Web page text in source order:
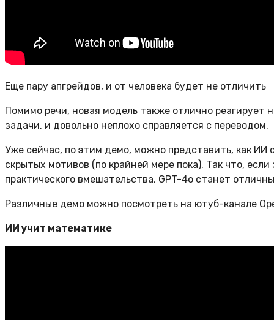
Еще пару апгрейдов, и от человека будет не отличить
Помимо речи, новая модель также отлично реагирует
задачи, и довольно неплохо справляется с переводом.
Уже сейчас, по этим демо, можно представить, как ИИ
скрытых мотивов (по крайней мере пока). Так что,
практического вмешательства, GPT-4o станет
Различные демо можно посмотреть на ютуб-канале
ИИ учит математике